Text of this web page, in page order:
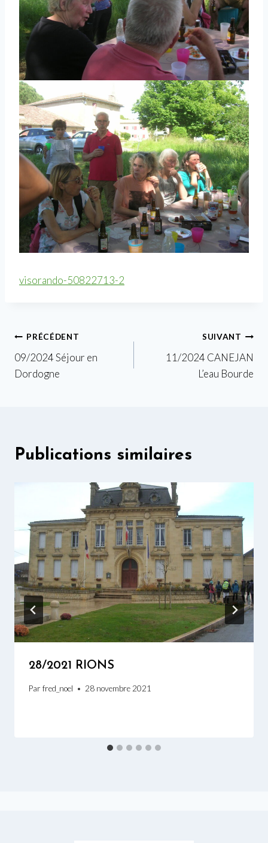
visorando-50822713-2
Navigation
de
PRÉCÉDENT
09/2024 Séjour en
Dordogne
SUIVANT
11/2024 CANEJAN
L’eau Bourde
Publications similaires
28/2021 RIONS
Par fred_noel 28 novembre 2021